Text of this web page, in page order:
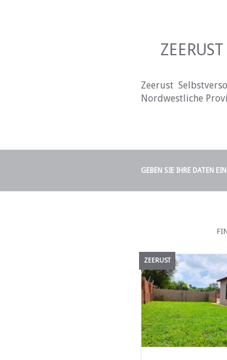
Zeerust
Nordwestliche
GEBEN SIE IHRE DATEN
ZEERUST